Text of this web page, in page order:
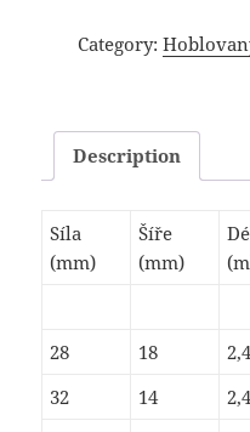
Category:
Description
Síla
(mm)
Šíře
(mm)
28 18
32
14